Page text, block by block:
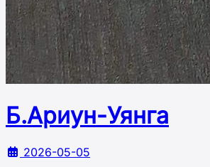
Б.Ариун-Уянга
2026-05-05